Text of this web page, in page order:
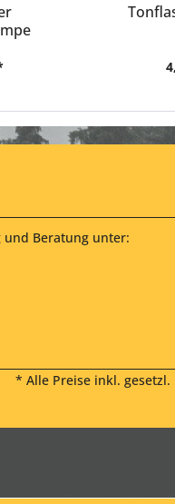
und Beratung unter:
* Alle Preise inkl.